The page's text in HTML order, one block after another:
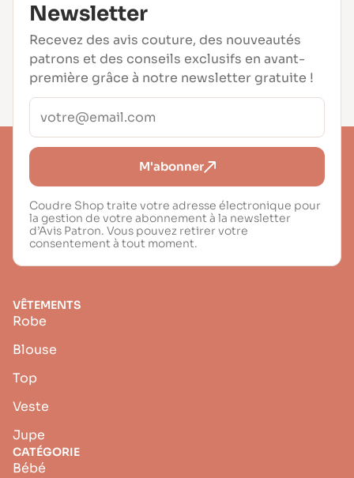
Newsletter
Recevez des avis couture, des nouveautés
patrons et des conseils exclusifs en avant-
première grâce à notre newsletter gratuite !
M'abonner
Coudre Shop traite votre adresse électronique pour
la gestion de votre abonnement à la newsletter
d’Avis Patron. Vous pouvez retirer votre
consentement à tout moment.
VÊTEMENTS
Robe
Blouse
Top
Veste
Jupe
CATÉGORIE
Bébé